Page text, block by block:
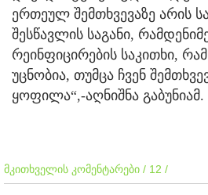
ერთეულ შემთხვევაზე არის
შესწავლის საგანი,
რეინფიცირების საკითხი,
უცნობია, თუმცა ჩვენ
ყოფილა“,-აღნიშნა გაბუნიამ.
მკითხველის კომენტარები / 12 /